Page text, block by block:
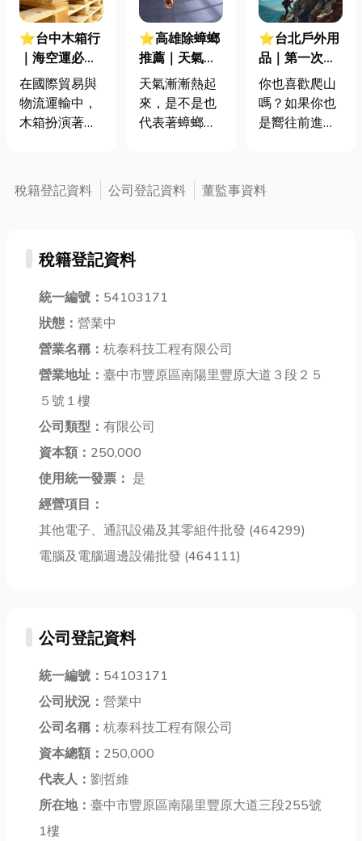
⭐台中木箱行
｜海空運必
備！專業木箱
種類、國際出
口細節全解析
在國際貿易與
物流運輸中，
木箱扮演著至
箱只是用來裝
貨嗎？事實
功能，成為確
防範風險的專
業解決方案。
運、空運等複
雜的運輸環
境，一個符合
固的木箱，是
保護高價值精
密機械...
⭐高雄除蟑螂
推薦｜天氣熱
蟑螂就來亂？
蟑螂怕什麼氣
味？一篇教你
天氣漸漸熱起
來，是不是也
代表著蟑螂大
喪膽的生物，
到底該怎麼消
現，網路上很
螂公司，說又
快又有效，到
今天小編就要
來揭秘，到底
蟑螂...
⭐台北戶外用
品｜第一次登
山就上手！新
手登山裝備、
注意事項全攻
你也喜歡爬山
嗎？如果你也
是嚮往前進山
備哪些新手登
山裝備嗎？那
的必要知識，
稅籍登記資料 公司登記資料 董監事資料
稅籍登記資料
統一編號： 54103171
狀態： 營業中
營業名稱： 杭泰科技工程有限公司
營業地址： 臺中市豐原區南陽里豐原大道３段２５
５號１樓
公司類型： 有限公司
資本額： 250,000
使用統一發票： 是
經營項目：
其他電子、通訊設備及其零組件批發 (464299)
電腦及電腦週邊設備批發 (464111)
公司登記資料
統一編號： 54103171
公司狀況： 營業中
公司名稱： 杭泰科技工程有限公司
資本總額： 250,000
代表人： 劉哲維
所在地： 臺中市豐原區南陽里豐原大道三段255號
1樓